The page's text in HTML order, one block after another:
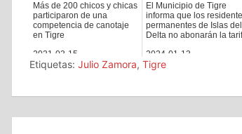
Más de 200 chicos y chicas
participaron de una
competencia de canotaje
en Tigre
2021-03-15
El Municipio de Tigre
informa que los
permanentes de Islas del
Delta no abonarán la
2024-01-13
Etiquetas: Julio Zamora, Tigre